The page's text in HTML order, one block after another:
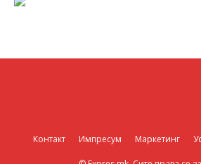
Контакт Импресум Маркетинг